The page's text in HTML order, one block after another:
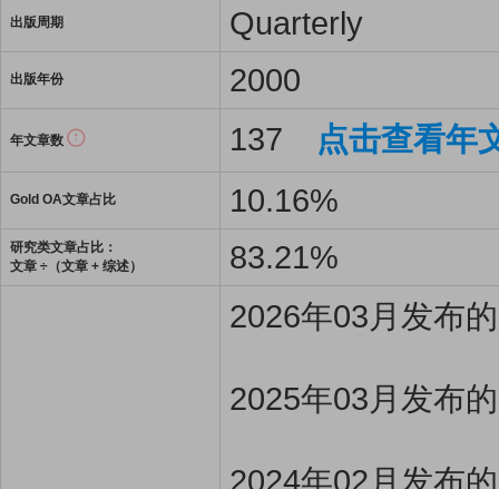
出版周期 Quarterly
出版年份 2000
年文章数 137 点击查看年
Gold OA文章占比 10.16%
研究类文章占比：
文章 ÷（文章 + 综述）
83.21%
2026年03月发布
2025年03月发布
2024年02月发布